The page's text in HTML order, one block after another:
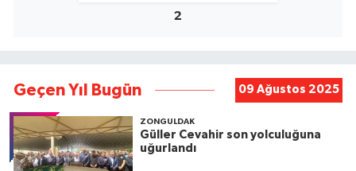
2
Geçen Yıl Bugün 09 Ağustos 2025
ZONGULDAK
Güller Cevahir son yolculuğuna
uğurlandı